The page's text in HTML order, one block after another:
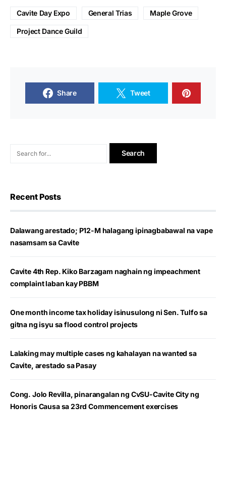
Cavite Day Expo General Trias Maple Grove
Project Dance Guild
Share Tweet
Recent Posts
Dalawang arestado; P12-M halagang ipinagbabawal na vape
nasamsam sa Cavite
Cavite 4th Rep. Kiko Barzagam naghain ng impeachment
complaint laban kay PBBM
One month income tax holiday isinusulong ni Sen. Tulfo sa
gitna ng isyu sa flood control projects
Lalaking may multiple cases ng kahalayan na wanted sa
Cavite, arestado sa Pasay
Cong. Jolo Revilla, pinarangalan ng CvSU-Cavite City ng
Honoris Causa sa 23rd Commencement exercises